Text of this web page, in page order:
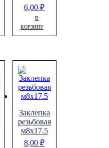
6,00₽
В
КОРЗИНУ
Заклепка
резьбовая
м8х17.5
8,00₽